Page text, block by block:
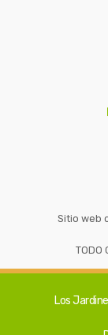
Sitio web
TODO
Los